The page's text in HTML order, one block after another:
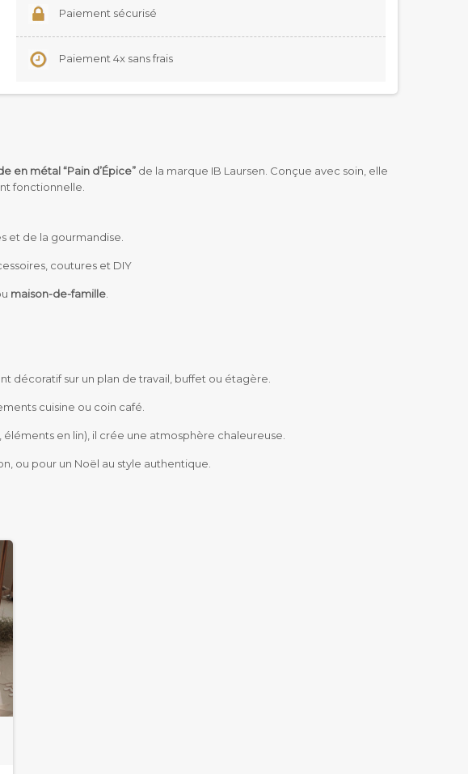
Paiement sécurisé
Paiement 4x sans frais
en métal “Pain d’Épice” de la marque IB Laursen. Conçue avec soin, elle
fonctionnelle.
et de la gourmandise.
coutures et DIY
maison-de-famille
décoratif sur un plan de travail, buffet ou étagère.
cuisine ou coin café.
en lin), il crée une atmosphère chaleureuse.
ou pour un Noël au style authentique.